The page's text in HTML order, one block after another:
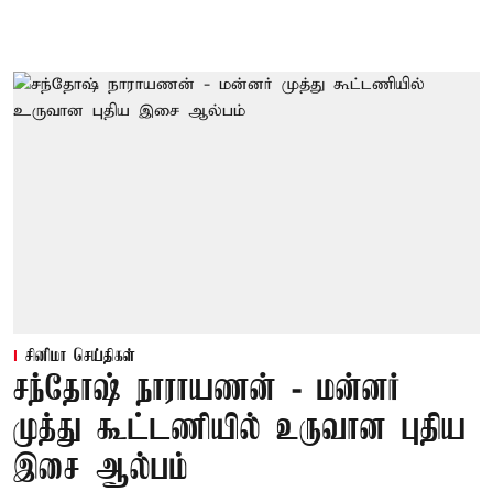
சினிமா செய்திகள்
சந்தோஷ் நாராயணன் - மன்னர்
முத்து கூட்டணியில் உருவான புதிய
இசை ஆல்பம்